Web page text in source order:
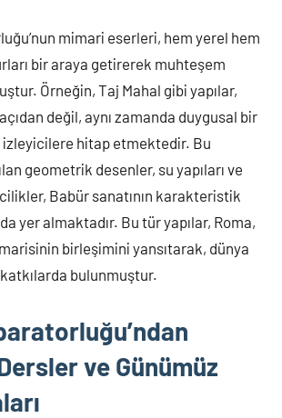
mimari eserleri, hem yerel hem
bir araya getirerek muhteşem
Örneğin, Taj Mahal gibi yapılar,
değil, aynı zamanda duygusal bir
izleyicilere hitap etmektedir. Bu
geometrik desenler, su yapıları ve
Babür sanatının karakteristik
yer almaktadır. Bu tür yapılar, Roma,
birleşimini yansıtarak, dünya
bulunmuştur.
ve Günümüz